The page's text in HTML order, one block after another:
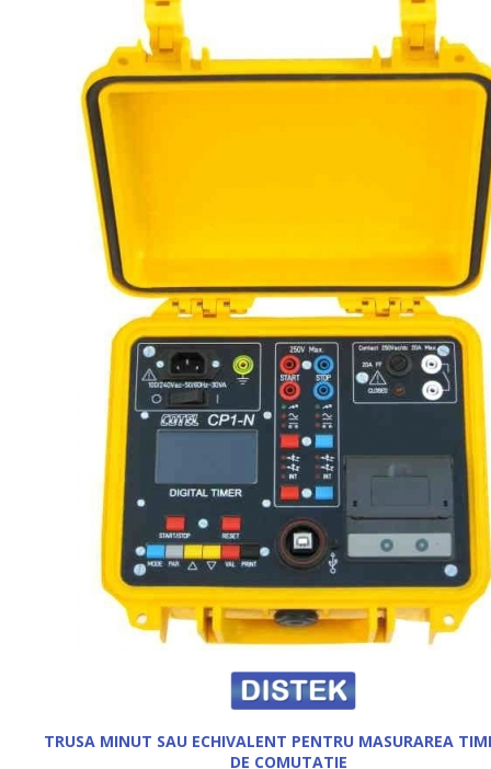
TRUSA MINUT SAU ECHIVALENT PENTRU MASURAREA
DE COMUTATIE